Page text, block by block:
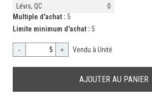
Lévis, QC
0
Multiple d'achat : 5
Limite minimum d'achat : 5
- + Vendu à Unité